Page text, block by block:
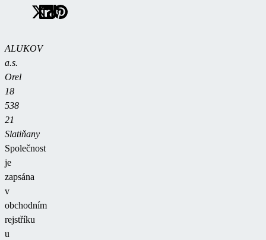
ALUKOV
a.s.
Orel
18
538
21
Slatiňany
Společnost
je
zapsána
v
obchodním
rejstříku
u